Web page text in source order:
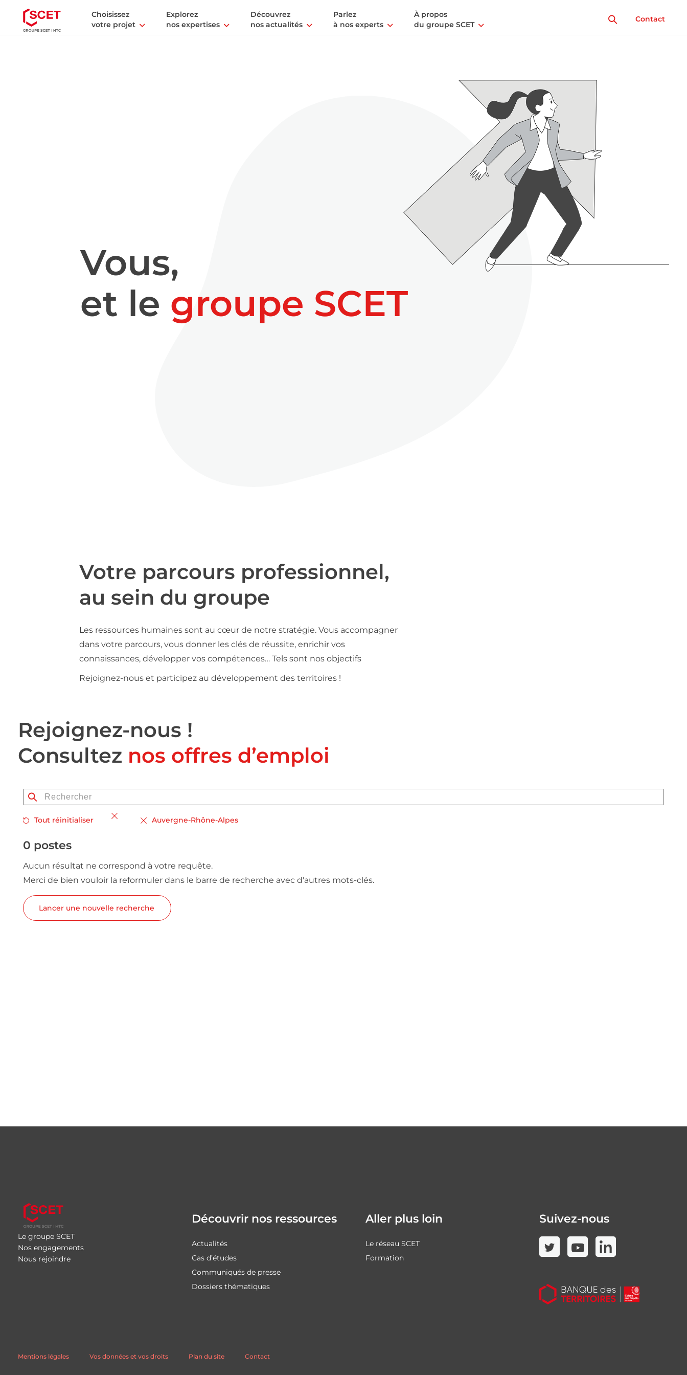
Choisissez
votre projet
Explorez
nos expertises
Découvrez
nos actualités
Parlez
à nos experts
À propos
du groupe SCET
Contact
Vous,
et le groupe SCET
Votre parcours professionnel,
au sein du groupe
Les ressources humaines sont au cœur de notre stratégie. Vous accompagner
dans votre parcours, vous donner les clés de réussite, enrichir vos
connaissances, développer vos compétences… Tels sont nos objectifs
Rejoignez-nous et participez au développement des territoires !
Rejoignez-nous !
Consultez nos offres d’emploi
Tout réinitialiser Auvergne-Rhône-Alpes
0 postes
Aucun résultat ne correspond à votre requête.
Merci de bien vouloir la reformuler dans le barre de recherche avec d'autres mots-clés.
Lancer une nouvelle recherche
Le groupe SCET
Nos engagements
Nous rejoindre
Découvrir nos ressources
Actualités
Cas d’études
Communiqués de presse
Dossiers thématiques
Aller plus loin
Le réseau SCET
Formation
Suivez-nous
Mentions légales Vos données et vos droits Plan du site Contact